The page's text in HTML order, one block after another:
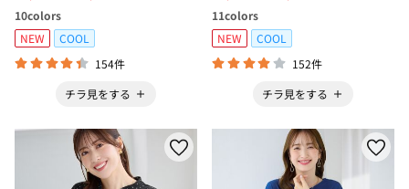
10colors
NEW
COOL
154件
チラ見をする
11colors
NEW
COOL
152件
チラ見をする